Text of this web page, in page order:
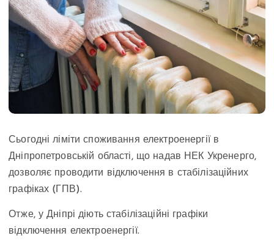
Сьогодні ліміти споживання електроенергії в
Дніпропетровській області, що надав НЕК Укренерго,
дозволяє проводити відключення в стабілізаційних
графіках (ГПВ).
Отже, у Дніпрі діють стабілізаційні графіки
відключення електроенергії.